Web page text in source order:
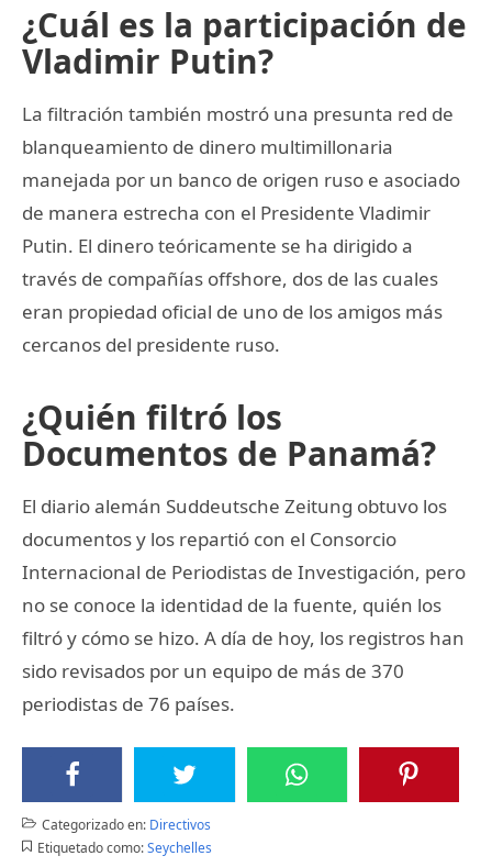
¿Cuál es la participación de
Vladimir Putin?
La filtración también mostró una presunta red de
blanqueamiento de dinero multimillonaria
manejada por un banco de origen ruso e asociado
de manera estrecha con el Presidente Vladimir
Putin. El dinero teóricamente se ha dirigido a
través de compañías offshore, dos de las cuales
eran propiedad oficial de uno de los amigos más
cercanos del presidente ruso.
¿Quién filtró los
Documentos de Panamá?
El diario alemán Suddeutsche Zeitung obtuvo los
documentos y los repartió con el Consorcio
Internacional de Periodistas de Investigación, pero
no se conoce la identidad de la fuente, quién los
filtró y cómo se hizo. A día de hoy, los registros han
sido revisados por un equipo de más de 370
periodistas de 76 países.
Categorizado en: Directivos
Etiquetado como: Seychelles